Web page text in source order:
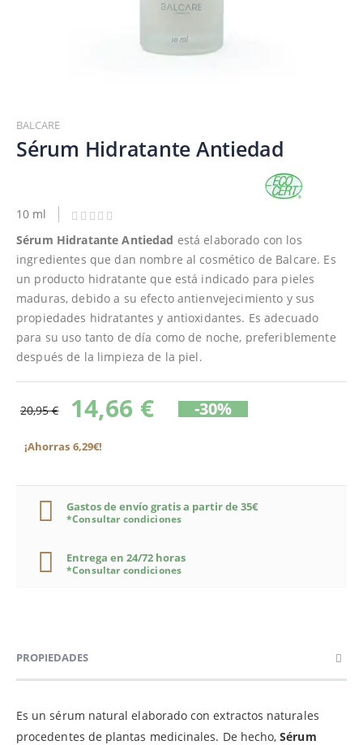
al
comienzo
de
de
imágenes
BALCARE
Sérum Hidratante Antiedad
10 ml
Sérum Hidratante Antiedad está elaborado con los
ingredientes que dan nombre al cosmético de Balcare. Es
un producto hidratante que está indicado para pieles
maduras, debido a su efecto antienvejecimiento y sus
propiedades hidratantes y antioxidantes. Es adecuado
para su uso tanto de día como de noche, preferiblemente
después de la limpieza de la piel.
20,95 € 14,66 € -30%
¡Ahorras 6,29€!
Gastos de envío gratis a partir de 35€
*Consultar condiciones
Entrega en 24/72 horas
*Consultar condiciones
PROPIEDADES
Es un sérum natural elaborado con extractos naturales
procedentes de plantas medicinales. De hecho,Sérum